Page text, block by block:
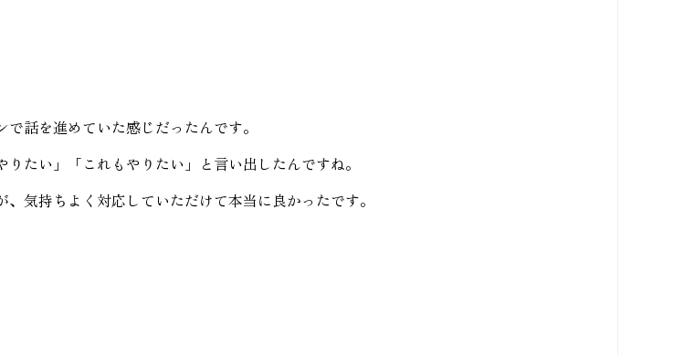
話を進めていた感じだったんです。
たい」「これもやりたい」と言い出したんですね。
気持ちよく対応していただけて本当に良かったです。